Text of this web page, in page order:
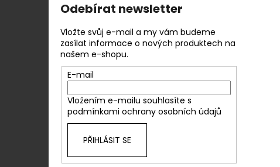
Odebírat newsletter
Vložte svůj e-mail a my vám budeme
zasílat informace o nových produktech na
našem e-shopu.
E-mail
Vložením e-mailu souhlasíte s
podmínkami ochrany osobních údajů
PŘIHLÁSIT SE